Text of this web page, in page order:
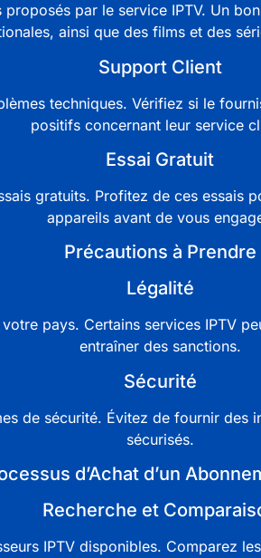
proposés par le service IPTV. Un
ainsi que des films et des
Support Client
techniques. Vérifiez si le
positifs concernant leur service
Essai Gratuit
gratuits. Profitez de ces essais
appareils avant de vous
Précautions à Prendre
Légalité
pays. Certains services IPTV
entraîner des sanctions.
Sécurité
de sécurité. Évitez de fournir
sécurisés.
d’Achat d’un
Recherche et
IPTVdisponibles. Comparez